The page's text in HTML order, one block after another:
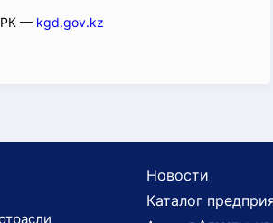
РК — kgd.gov.kz
Новости
Каталог